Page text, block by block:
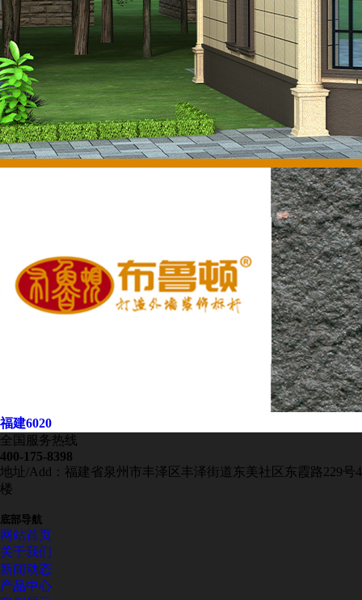
福建6020
全国服务热线
400-175-8398
地址/Add：福建省泉州市丰泽区丰泽街道东美社区东霞路229号4
楼
底部导航
网站首页
关于我们
新闻动态
产品中心